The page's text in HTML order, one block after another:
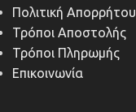
Πολιτική Απορρήτου
Τρόποι Αποστολής
Τρόποι Πληρωμής
Επικοινωνία